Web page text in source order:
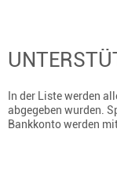
In der Liste werden
abgegeben wurden.
Bankkonto werden